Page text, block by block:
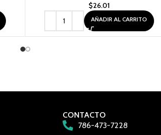
$26.01
AÑADIR AL CARRITO
CONTACTO
786-473-7228